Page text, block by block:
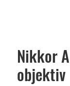
Nikkor
objektiv
Skip
beginning